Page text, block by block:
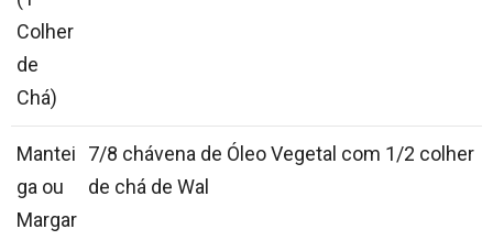
Colher
de
Chá)
Mantei
ga ou
Margar
7/8 chávena de Óleo Vegetal com 1/2 colher
de chá de Wal